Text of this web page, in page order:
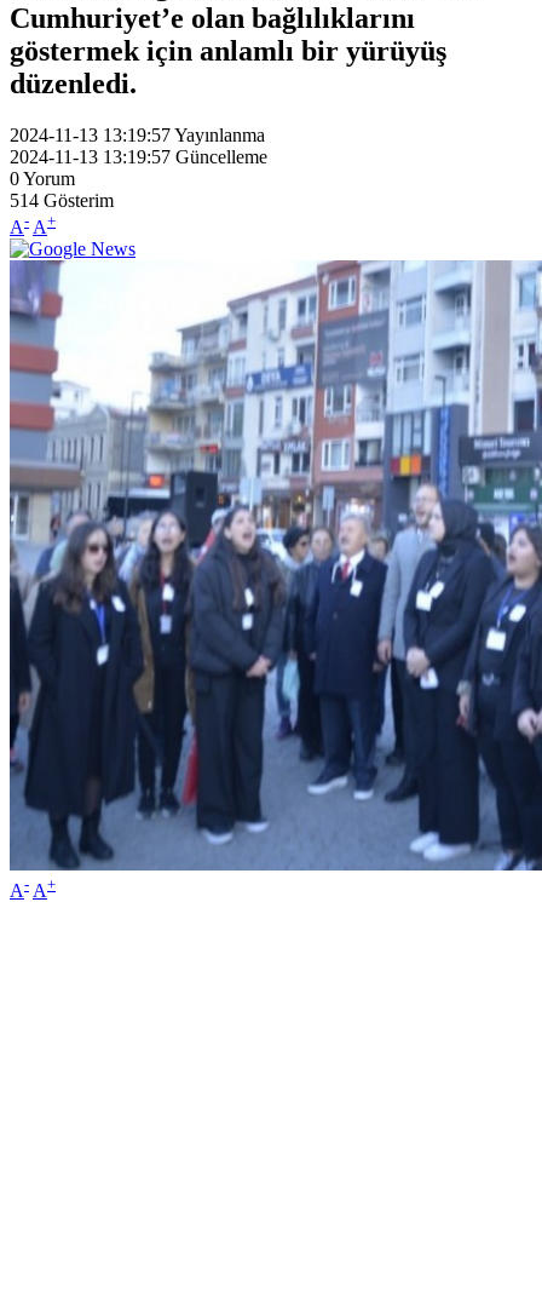
Cumhuriyet’e olan bağlılıklarını
göstermek için anlamlı bir yürüyüş
düzenledi.
2024-11-13 13:19:57Yayınlanma
2024-11-13 13:19:57 Güncelleme
0Yorum
514 Gösterim
A- A+
A- A+